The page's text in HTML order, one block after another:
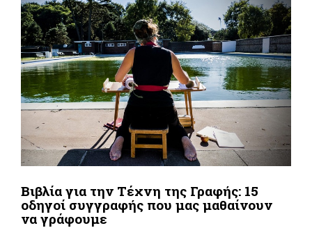
Βιβλία για την Τέχνη της Γραφής: 15
οδηγοί συγγραφής που μας μαθαίνουν
να γράφουμε